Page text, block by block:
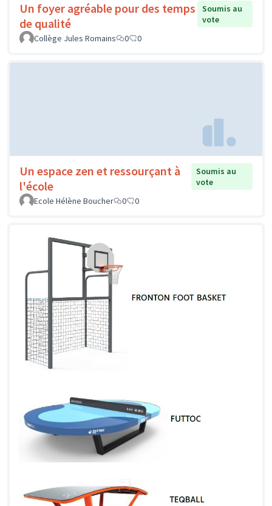
Un foyer agréable pour des temps
de qualité
Soumis au
vote
Collège Jules Romains
0 0
Un espace zen et ressourçant à
l'école
Soumis au
vote
Ecole Hélène Boucher
0 0